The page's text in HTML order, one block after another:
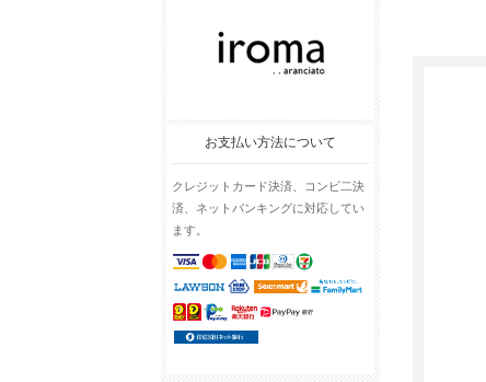
お支払い方法について
クレジットカード決済、コンビ二決
済、ネットバンキングに対応してい
ます。